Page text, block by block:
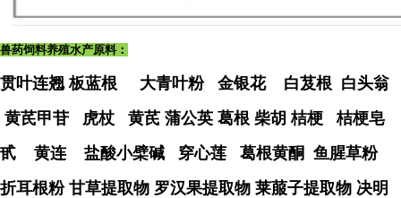
兽药饲料养殖水产原料：
贯叶连翘板蓝根 大青叶粉 金银花 白芨根 白头翁
黄芪甲苷 虎杖 黄芪 蒲公英 葛根 柴胡 桔梗 桔梗皂
甙 黄连 盐酸小檗碱 穿心莲 葛根黄酮 鱼腥草粉
折耳根粉 甘草提取物 罗汉果提取物 莱菔子提取物 决明